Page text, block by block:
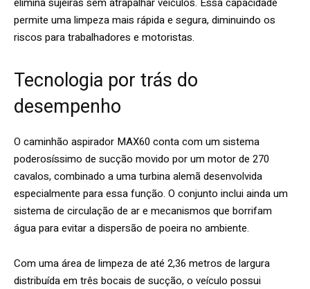
permite uma limpeza mais rápida e segura, diminuindo os
riscos para trabalhadores e motoristas.
Tecnologia por trás do
desempenho
O caminhão aspirador MAX60 conta com um sistema
poderosíssimo de sucção movido por um motor de 270
cavalos, combinado a uma turbina alemã desenvolvida
especialmente para essa função. O conjunto inclui ainda um
sistema de circulação de ar e mecanismos que borrifam
água para evitar a dispersão de poeira no ambiente.
Com uma área de limpeza de até 2,36 metros de largura
distribuída em três bocais de sucção, o veículo possui